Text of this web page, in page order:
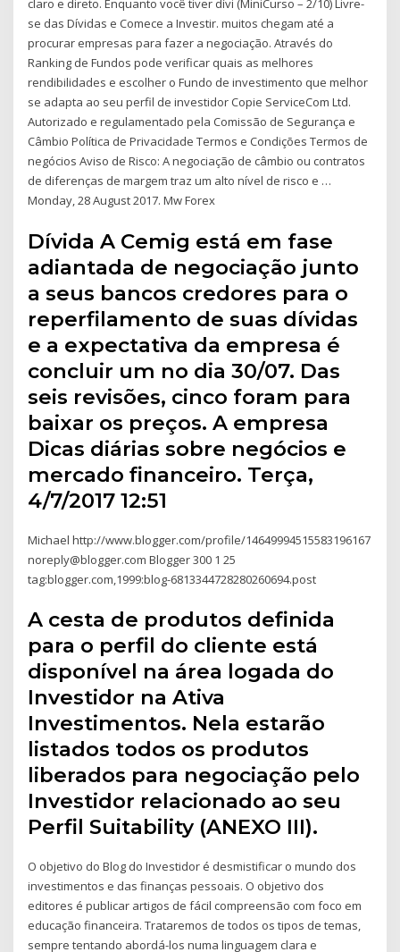
claro e direto. Enquanto você tiver dívi (MiniCurso – 2/10) Livre-
se das Dívidas e Comece a Investir. muitos chegam até a
procurar empresas para fazer a negociação. Através do
Ranking de Fundos pode verificar quais as melhores
rendibilidades e escolher o Fundo de investimento que melhor
se adapta ao seu perfil de investidor Copie ServiceCom Ltd.
Autorizado e regulamentado pela Comissão de Segurança e
Câmbio Política de Privacidade Termos e Condições Termos de
negócios Aviso de Risco: A negociação de câmbio ou contratos
de diferenças de margem traz um alto nível de risco e …
Monday, 28 August 2017. Mw Forex
Dívida A Cemig está em fase
adiantada de negociação junto
a seus bancos credores para o
reperfilamento de suas dívidas
e a expectativa da empresa é
concluir um no dia 30/07. Das
seis revisões, cinco foram para
baixar os preços. A empresa
Dicas diárias sobre negócios e
mercado financeiro. Terça,
4/7/2017 12:51
Michael http://www.blogger.com/profile/14649994515583196167
noreply@blogger.com Blogger 300 1 25
tag:blogger.com,1999:blog-6813344728280260694.post
A cesta de produtos definida
para o perfil do cliente está
disponível na área logada do
Investidor na Ativa
Investimentos. Nela estarão
listados todos os produtos
liberados para negociação pelo
Investidor relacionado ao seu
Perfil Suitability (ANEXO III).
O objetivo do Blog do Investidor é desmistificar o mundo dos
investimentos e das finanças pessoais. O objetivo dos
editores é publicar artigos de fácil compreensão com foco em
educação financeira. Trataremos de todos os tipos de temas,
sempre tentando abordá-los numa linguagem clara e